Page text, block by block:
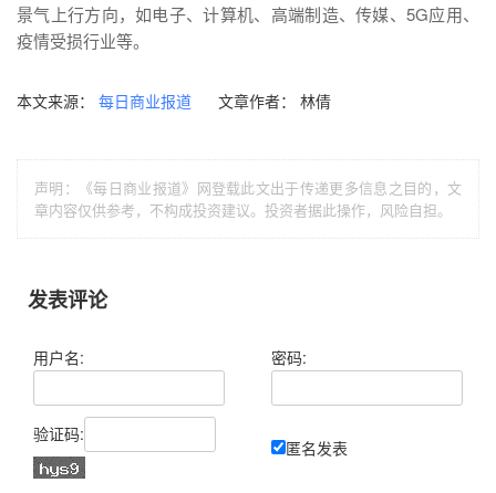
景气上行方向，如电子、计算机、高端制造、传媒、5G应用、
疫情受损行业等。
本文来源： 每日商业报道 文章作者： 林倩
声明：《每日商业报道》网登载此文出于传递更多信息之目的，文
章内容仅供参考，不构成投资建议。投资者据此操作，风险自担。
发表评论
用户名: 密码:
验证码:
匿名发表